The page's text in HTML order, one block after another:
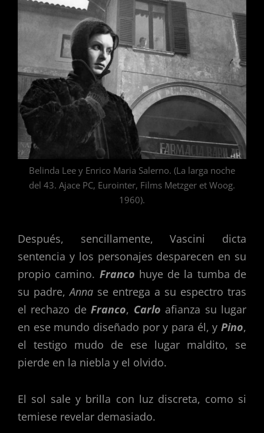
Belinda Lee y Enrico Maria Salerno. (La larga noche
del 43. Ajace PC, Eurointer, Films Metzger et Woog.
1960).
Después, sencillamente, Vascini dicta
sentencia y los personajes desparecen en su
propio camino. Franco huye de la tumba de
su padre,Anna se entrega a su espectro tras
el rechazo deFranco, Carlo afianza su lugar
en ese mundo diseñado por y para él, y Pino,
el testigo mudo de ese lugar maldito, se
pierde en la niebla y el olvido.
El sol sale y brilla con luz discreta, como si
temiese revelar demasiado.